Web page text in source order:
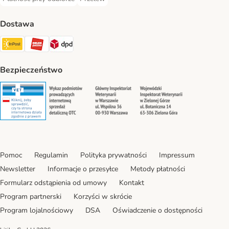
Płatność przy odbiorze Payment Method
Przelew Payment Method
Dostawa
InPost Shipping Method
ORLEN Paczka. Shipping Method
DPD Shipping Method
Bezpieczeństwo
Security Security Security
Pomoc Regulamin Polityka prywatności
Impressum
Newsletter
Informacje o przesyłce
Metody płatności
Formularz odstąpienia od umowy
Kontakt
Program partnerski
Korzyści w skrócie
Program lojalnościowy
DSA Oświadczenie o dostępności